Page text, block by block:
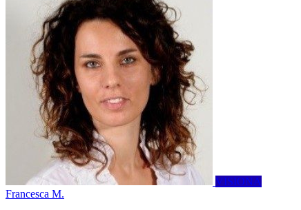
VISIONA
Francesca M.